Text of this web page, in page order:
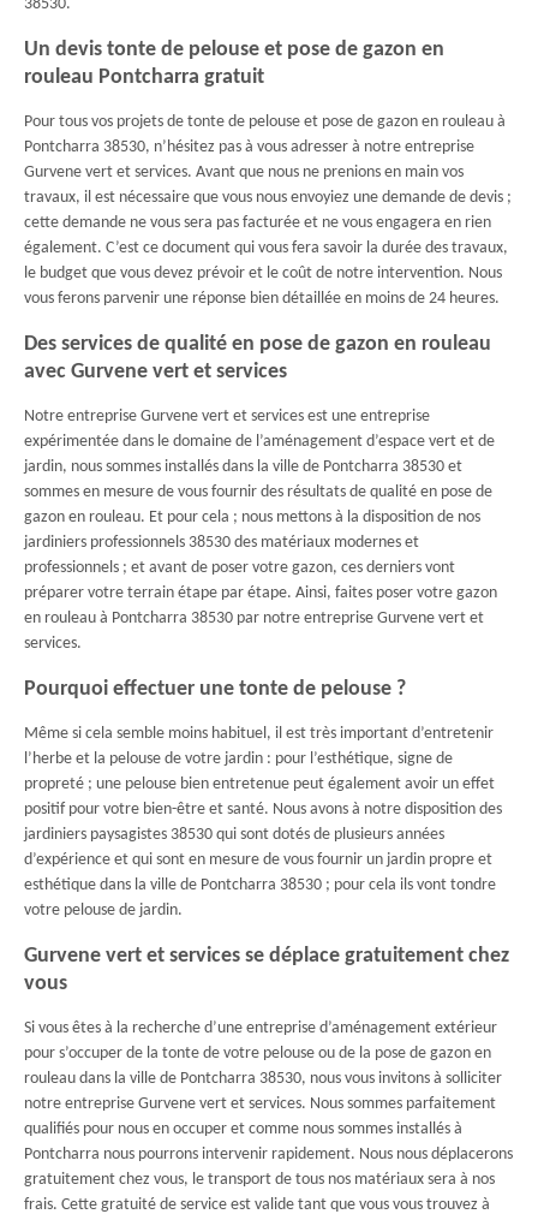
38530.
Un devis tonte de pelouse et pose de gazon en
rouleau Pontcharra gratuit
Pour tous vos projets de tonte de pelouse et pose de gazon en rouleau à
Pontcharra 38530, n’hésitez pas à vous adresser à notre entreprise
Gurvene vert et services. Avant que nous ne prenions en main vos
travaux, il est nécessaire que vous nous envoyiez une demande de devis ;
cette demande ne vous sera pas facturée et ne vous engagera en rien
également. C’est ce document qui vous fera savoir la durée des travaux,
le budget que vous devez prévoir et le coût de notre intervention. Nous
vous ferons parvenir une réponse bien détaillée en moins de 24 heures.
Des services de qualité en pose de gazon en rouleau
avec Gurvene vert et services
Notre entreprise Gurvene vert et services est une entreprise
expérimentée dans le domaine de l’aménagement d’espace vert et de
jardin, nous sommes installés dans la ville de Pontcharra 38530 et
sommes en mesure de vous fournir des résultats de qualité en pose de
gazon en rouleau. Et pour cela ; nous mettons à la disposition de nos
jardiniers professionnels 38530 des matériaux modernes et
professionnels ; et avant de poser votre gazon, ces derniers vont
préparer votre terrain étape par étape. Ainsi, faites poser votre gazon
en rouleau à Pontcharra 38530 par notre entreprise Gurvene vert et
services.
Pourquoi effectuer une tonte de pelouse ?
Même si cela semble moins habituel, il est très important d’entretenir
l’herbe et la pelouse de votre jardin : pour l’esthétique, signe de
propreté ; une pelouse bien entretenue peut également avoir un effet
positif pour votre bien-être et santé. Nous avons à notre disposition des
jardiniers paysagistes 38530 qui sont dotés de plusieurs années
d’expérience et qui sont en mesure de vous fournir un jardin propre et
esthétique dans la ville de Pontcharra 38530 ; pour cela ils vont tondre
votre pelouse de jardin.
Gurvene vert et services se déplace gratuitement chez
vous
Si vous êtes à la recherche d’une entreprise d’aménagement extérieur
pour s’occuper de la tonte de votre pelouse ou de la pose de gazon en
rouleau dans la ville de Pontcharra 38530, nous vous invitons à solliciter
notre entreprise Gurvene vert et services. Nous sommes parfaitement
qualifiés pour nous en occuper et comme nous sommes installés à
Pontcharra nous pourrons intervenir rapidement. Nous nous déplacerons
gratuitement chez vous, le transport de tous nos matériaux sera à nos
frais. Cette gratuité de service est valide tant que vous vous trouvez à